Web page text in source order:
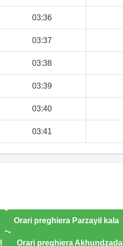
03:36
03:37
03:38
03:39
03:40
03:41
Orari preghiera Parzayil kala
Orari preghiera